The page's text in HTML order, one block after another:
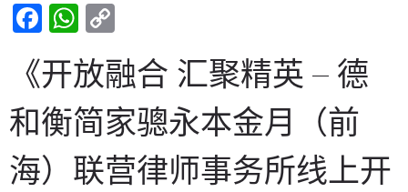
Facebook
WhatsApp
《开放融合 汇聚精英 – 德
和衡简家骢永本金月（前
海）联营律师事务所线上开